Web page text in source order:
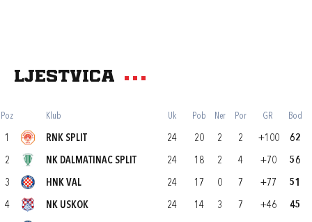
Ljestvica
Poz Klub Uk Pob Ner Por GR Bod
1 RNK SPLIT 24 20 2 2 +100 62
2 NK DALMATINAC SPLIT 24 18 2 4 +70 56
3 HNK VAL 24 17 0 7 +77 51
4 NK USKOK 24 14 3 7 +46 45